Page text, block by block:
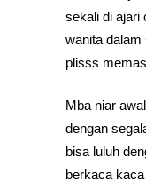
sekali di ajari
wanita dalam
plisss
Mba niar
dengan
bisa luluh
berkaca